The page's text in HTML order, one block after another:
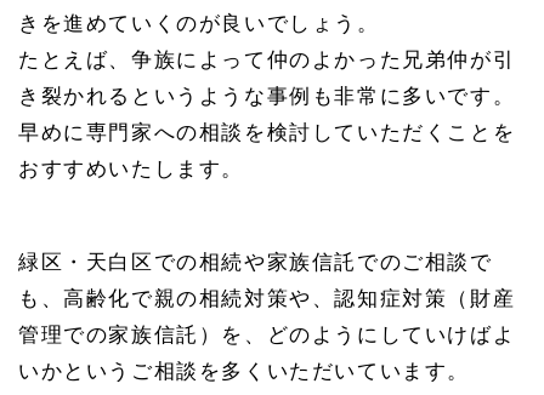
きを進めていくのが良いでしょう。
たとえば、争族によって仲のよかった兄弟仲が引
き裂かれるというような事例も非常に多いです。
早めに専門家への相談を検討していただくことを
おすすめいたします。
緑区・天白区での相続や家族信託でのご相談で
も、高齢化で親の相続対策や、認知症対策（財産
管理での家族信託）を、どのようにしていけばよ
いかというご相談を多くいただいています。